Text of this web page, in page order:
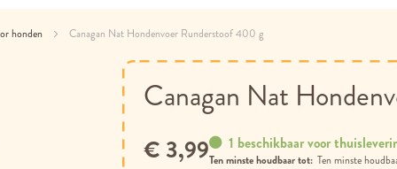
honden Canagan Nat Hondenvoer Runderstoof 400 g
Canagan Nat
1 beschikbaar voor
Ten minste houdbaar tot:
€ 3,99